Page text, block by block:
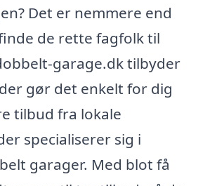
Det er nemmere end
de rette fagfolk til
garage.dk tilbyder
gør det enkelt for dig
tilbud fra lokale
specialiserer sig i
garager. Med blot få